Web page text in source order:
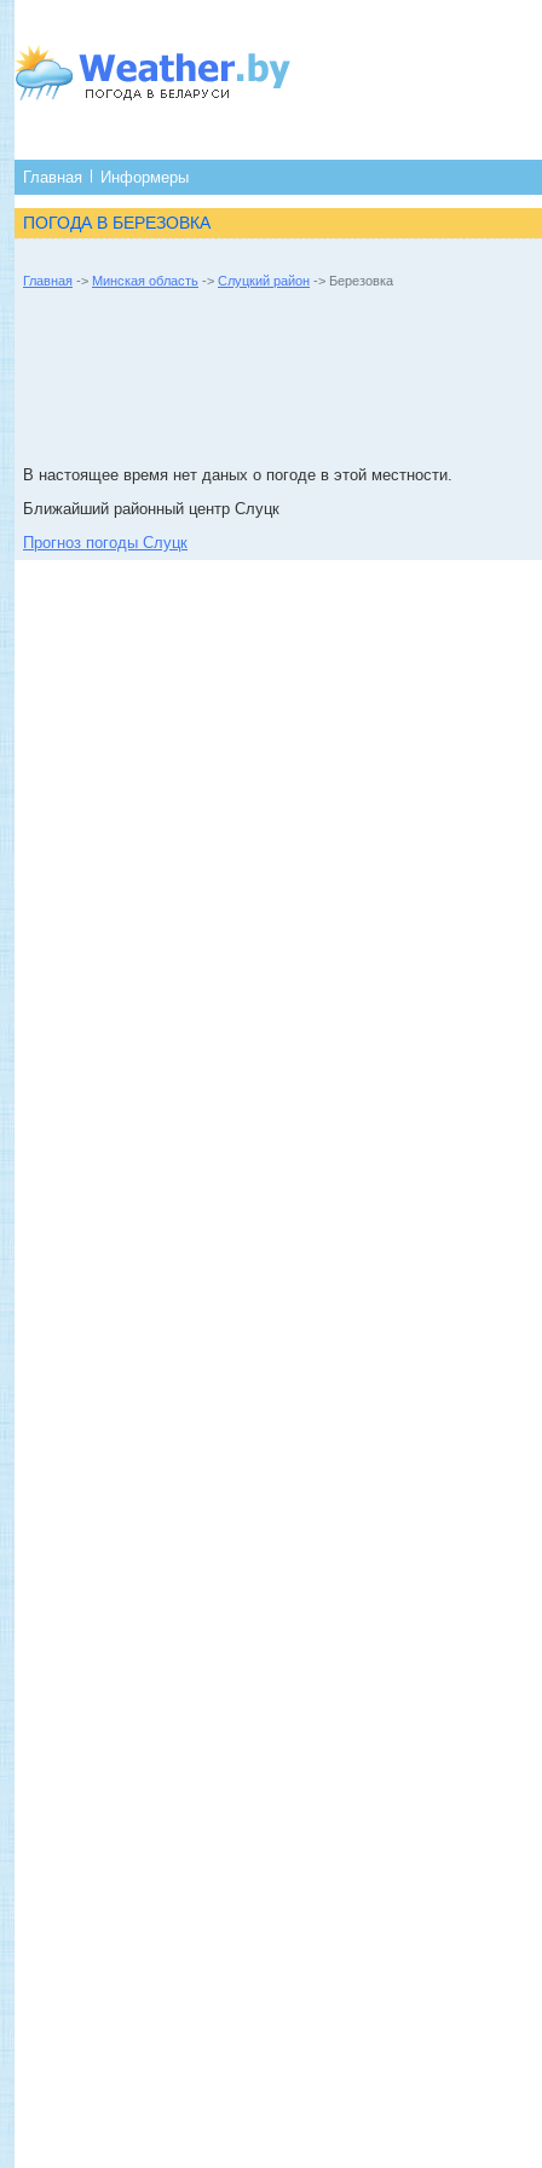
Главная Информеры
ПОГОДА В БЕРЕЗОВКА
Главная -> Минская область -> Слуцкий район -> Березовка
В настоящее время нет даных о погоде в этой местности.
Ближайший районный центр Слуцк
Прогноз погоды Слуцк